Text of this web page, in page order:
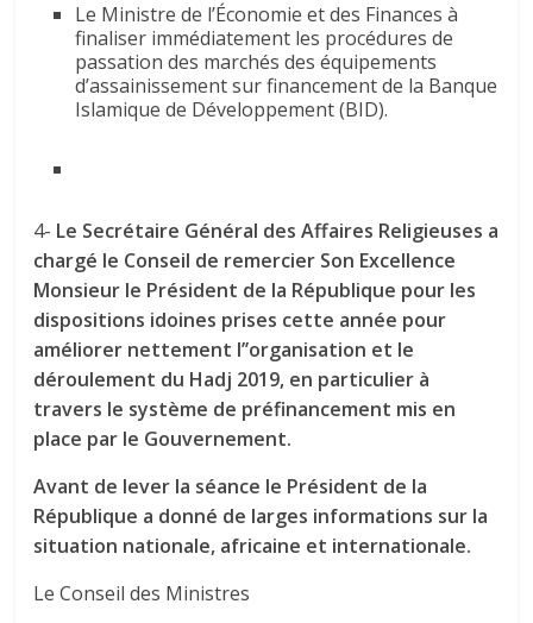
Le Ministre de l’Économie et des Finances à
finaliser immédiatement les procédures de
passation des marchés des équipements
d’assainissement sur financement de la Banque
Islamique de Développement (BID).
4- Le Secrétaire Général des Affaires Religieuses a
chargé le Conseil de remercier Son Excellence
Monsieur le Président de la République pour les
dispositions idoines prises cette année pour
améliorer nettement l’’organisation et le
déroulement du Hadj 2019, en particulier à
travers le système de préfinancement mis en
place par le Gouvernement.
Avant de lever la séance le Président de la
République a donné de larges informations sur la
situation nationale, africaine et internationale.
Le Conseil des Ministres